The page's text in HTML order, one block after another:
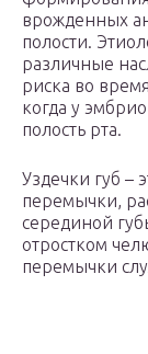
врожденных
полости.
различные
риска во
когда у
полость рта.
Уздечки губ –
перемычки,
серединой
отростком
перемычки